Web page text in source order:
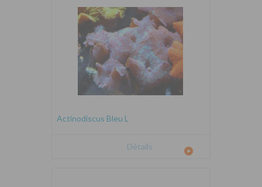
Actinodiscus Bleu L
Détails